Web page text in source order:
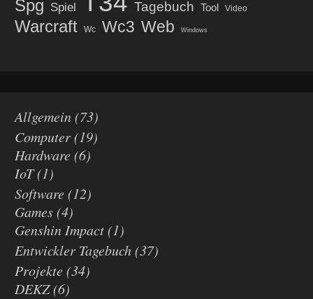
Spg Spiel Tagebuch Tool Video
Warcraft Wc Wc3 Web Windows
Allgemein(73)
Computer(19)
Hardware(6)
IoT(1)
Software(12)
Games(4)
Genshin Impact(1)
Entwickler Tagebuch(37)
Projekte(34)
DEKZ(6)